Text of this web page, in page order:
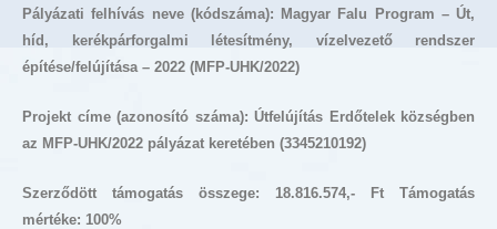
Pályázati felhívás neve (kódszáma): Magyar Falu Program – Út,
híd, kerékpárforgalmi létesítmény, vízelvezető rendszer
építése/felújítása – 2022 (MFP-UHK/2022)
Projekt címe (azonosító száma): Útfelújítás Erdőtelek községben
az MFP-UHK/2022 pályázat keretében (3345210192)
Szerződött támogatás összege: 18.816.574,- Ft Támogatás
mértéke: 100%